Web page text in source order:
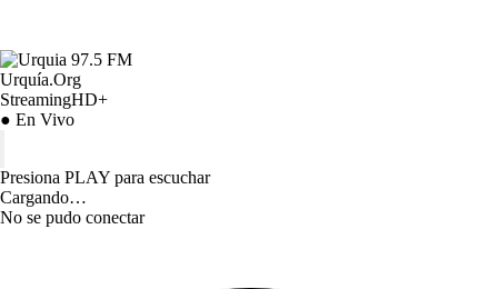
Urquía.Org
StreamingHD+
● En Vivo
Presiona PLAY para escuchar
Cargando…
No se pudo conectar